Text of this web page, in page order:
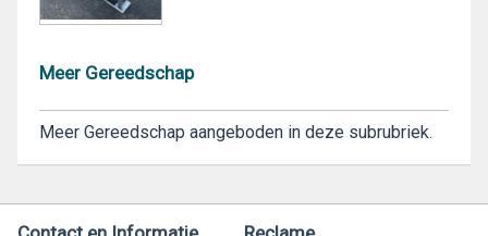
Meer Gereedschap
Meer Gereedschap aangeboden in deze subrubriek.